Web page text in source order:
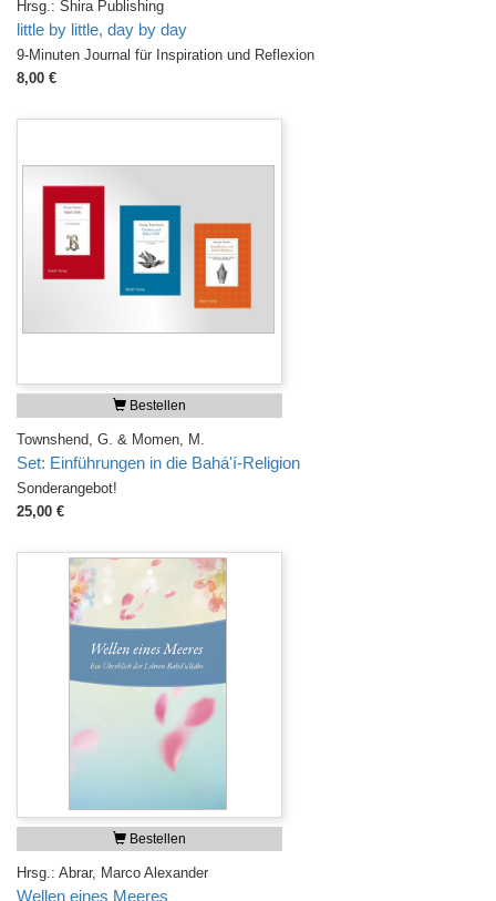
Hrsg.: Shira Publishing
little by little, day by day
9-Minuten Journal für Inspiration und Reflexion
8,00 €
Bestellen
Townshend, G. & Momen, M.
Set: Einführungen in die Bahá'í-Religion
Sonderangebot!
25,00 €
Bestellen
Hrsg.: Abrar, Marco Alexander
Wellen eines Meeres